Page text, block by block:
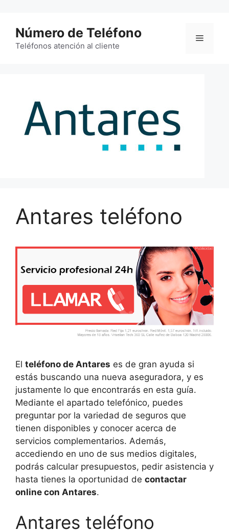
contenido
Número de Teléfono
Teléfonos atención al cliente
Menú
Antares teléfono
El teléfono de Antares es de gran ayuda si
estás buscando una nueva aseguradora, y es
justamente lo que encontrarás en esta guía.
Mediante el apartado telefónico, puedes
preguntar por la variedad de seguros que
tienen disponibles y conocer acerca de
servicios complementarios. Además,
accediendo en uno de sus medios digitales,
podrás calcular presupuestos, pedir asistencia y
hasta tienes la oportunidad de contactar
online con Antares.
Antares teléfono